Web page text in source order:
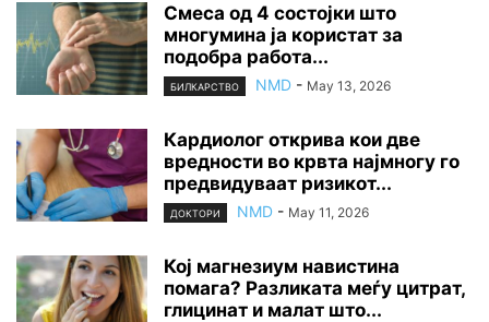
Смеса од 4 состојки што
многумина ја користат за
подобра работа...
БИЛКАРСТВО NMD - May 13, 2026
Кардиолог открива кои две
вредности во крвта најмногу го
предвидуваат ризикот...
ДОКТОРИ NMD - May 11, 2026
Кој магнезиум навистина
помага? Разликата меѓу цитрат,
глицинат и малат што...